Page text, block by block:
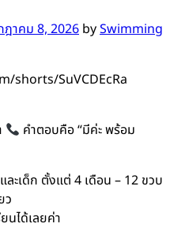
ฎาคม 8, 2026 bySwimming
shorts/SuVCDEcRa
คำตอบคือ “มีค่ะ พร้อม
ะเด็ก ตั้งแต่ 4 เดือน – 12 ขวบ
ว
นได้เลยค่า